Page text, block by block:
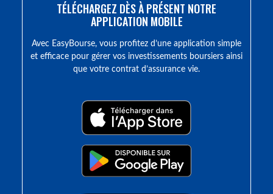
TÉLÉCHARGEZ DÈS À PRÉSENT NOTRE
APPLICATION MOBILE
Avec EasyBourse, vous profitez d’une application simple
et efficace pour gérer vos investissements boursiers ainsi
que votre contrat d’assurance vie.